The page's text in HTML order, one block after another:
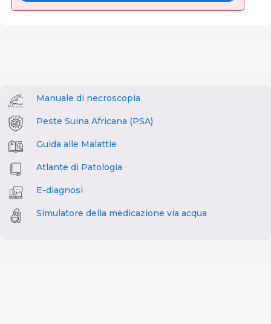
Manuale di necroscopia
Peste Suina Africana (PSA)
Guida alle Malattie
Atlante di Patologia
E-diagnosi
Simulatore della medicazione via acqua